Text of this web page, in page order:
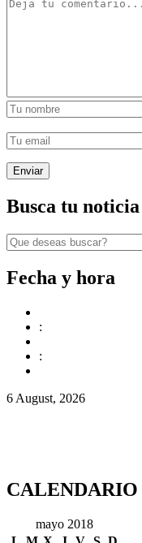
Busca tu noticia
Fecha y hora
:
:
6 August, 2026
CALENDARIO
mayo 2018